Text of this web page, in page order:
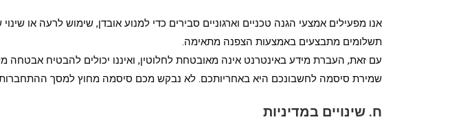
אנו מפעילים אמצעי הגנה טכניים וארגוניים סבירים כדי למנוע אובדן, שימוש לרעה או
תשלומים מתבצעים באמצעות הצפנה מתאימה.
עם זאת, העברת מידע באינטרנט אינה מאובטחת לחלוטין, ואיננו יכולים להבטיח אבטחה
שמירת סיסמה לחשבונכם היא באחריותכם. לא נבקש מכם סיסמה מחוץ למסך
ח. שינויים במדיניות